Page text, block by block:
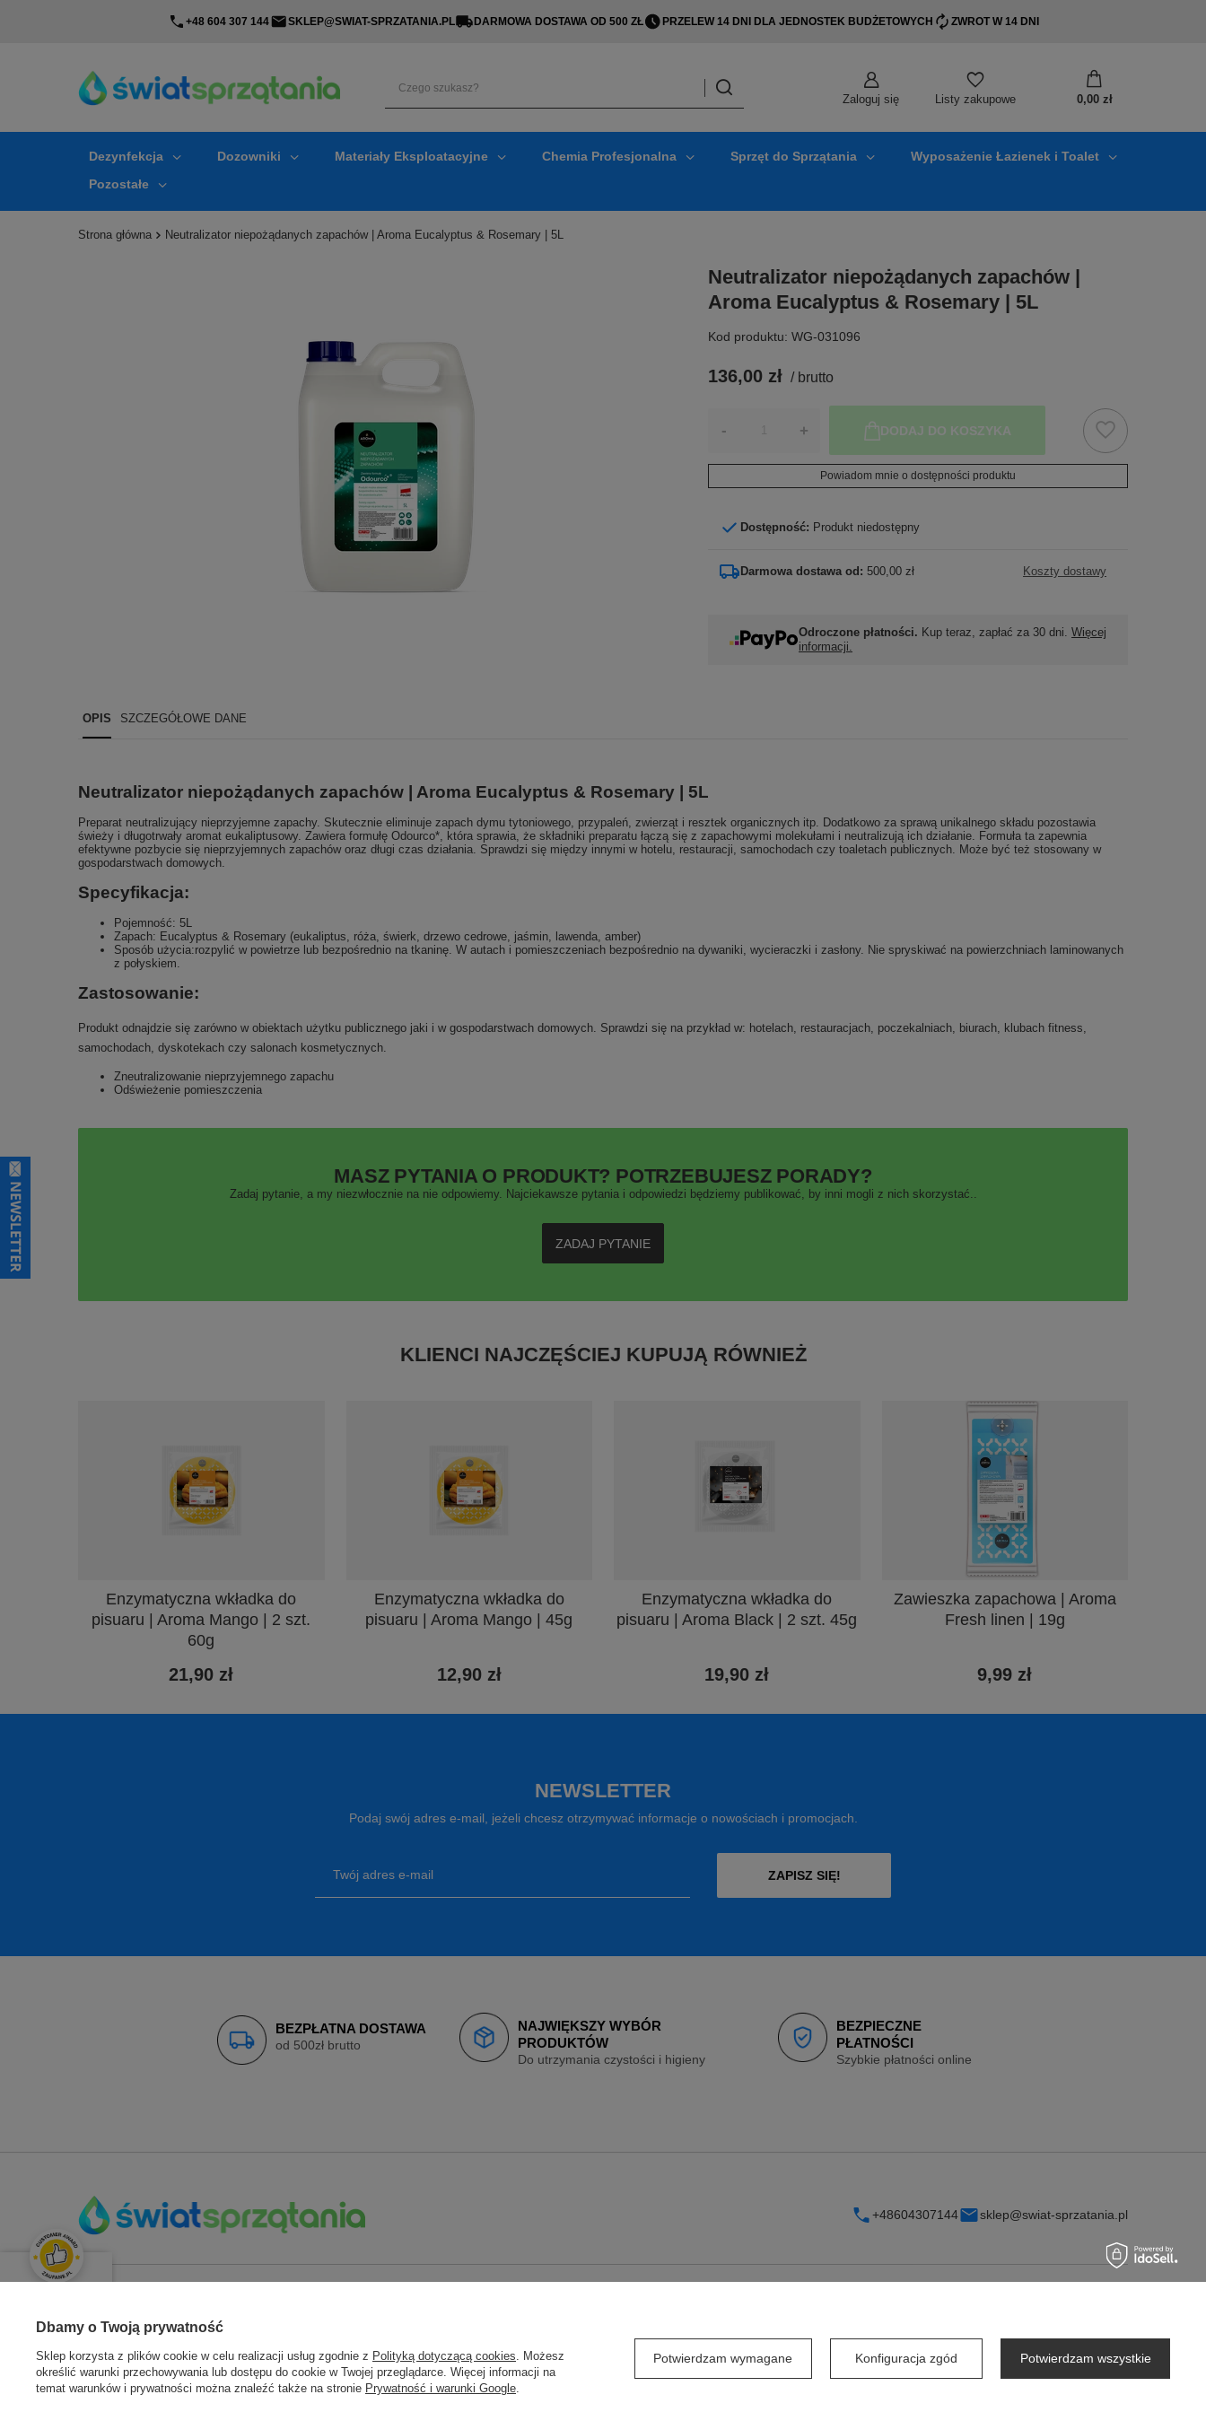
Świetnie
Łącznie opinii:
133 opinii
+48 604 307 144 SKLEP@SWIAT-SPRZATANIA.PL DARMOWA DOSTAWA OD 500 ZŁ PRZELEW 14 DNI DLA JEDNOSTEK BUDŻETOWYCH ZWROT W 14 DNI
Zaloguj się Listy zakupowe 0,00 zł
Dezynfekcja Dozowniki Materiały Eksploatacyjne Chemia Profesjonalna Sprzęt do Sprzątania
Wyposażenie Łazienek i Toalet
Pozostałe
Strona główna Neutralizator niepożądanych zapachów | Aroma Eucalyptus & Rosemary | 5L
Neutralizator niepożądanych zapachów |
Aroma Eucalyptus & Rosemary | 5L
Kod produktu: WG-031096
136,00 zł / brutto
- + DODAJ DO KOSZYKA
Powiadom mnie o dostępności produktu
Dostępność: Produkt niedostępny
Darmowa dostawa od: 500,00 zł Koszty dostawy
Odroczone płatności. Kup teraz, zapłać za 30 dni. Więcej
informacji.
OPIS SZCZEGÓŁOWE DANE
Neutralizator niepożądanych zapachów | Aroma Eucalyptus & Rosemary | 5L
Preparat neutralizujący nieprzyjemne zapachy. Skutecznie eliminuje zapach dymu tytoniowego, przypaleń, zwierząt i resztek organicznych itp. Dodatkowo za sprawą unikalnego składu pozostawia
świeży i długotrwały aromat eukaliptusowy. Zawiera formułę Odourco*, która sprawia, że składniki preparatu łączą się z zapachowymi molekułami i neutralizują ich działanie. Formuła ta zapewnia
efektywne pozbycie się nieprzyjemnych zapachów oraz długi czas działania. Sprawdzi się między innymi w hotelu, restauracji, samochodach czy toaletach publicznych. Może być też stosowany w
gospodarstwach domowych.
Specyfikacja:
Pojemność: 5L
Zapach: Eucalyptus & Rosemary (eukaliptus, róża, świerk, drzewo cedrowe, jaśmin, lawenda, amber)
Sposób użycia:rozpylić w powietrze lub bezpośrednio na tkaninę. W autach i pomieszczeniach bezpośrednio na dywaniki, wycieraczki i zasłony. Nie spryskiwać na powierzchniach laminowanych
z połyskiem.
Zastosowanie:
Produkt odnajdzie się zarówno w obiektach użytku publicznego jaki i w gospodarstwach domowych. Sprawdzi się na przykład w: hotelach, restauracjach, poczekalniach, biurach, klubach fitness,
samochodach, dyskotekach czy salonach kosmetycznych.
Zneutralizowanie nieprzyjemnego zapachu
Odświeżenie pomieszczenia
MASZ PYTANIA O PRODUKT? POTRZEBUJESZ PORADY?
Zadaj pytanie, a my niezwłocznie na nie odpowiemy. Najciekawsze pytania i odpowiedzi będziemy publikować, by inni mogli z nich skorzystać..
ZADAJ PYTANIE
KLIENCI NAJCZĘŚCIEJ KUPUJĄ RÓWNIEŻ
Enzymatyczna wkładka do
pisuaru | Aroma Mango | 2 szt.
60g
21,90 zł
Enzymatyczna wkładka do
pisuaru | Aroma Mango | 45g
12,90 zł
Enzymatyczna wkładka do
pisuaru | Aroma Black | 2 szt. 45g
19,90 zł
Zawieszka zapachowa | Aroma
Fresh linen | 19g
9,99 zł
NEWSLETTER
Podaj swój adres e-mail, jeżeli chcesz otrzymywać informacje o nowościach i promocjach.
Twój adres e-mail ZAPISZ SIĘ!
BEZPŁATNA DOSTAWA
od 500zł brutto
NAJWIĘKSZY WYBÓR
PRODUKTÓW
Do utrzymania czystości i higieny
BEZPIECZNE
PŁATNOŚCI
Szybkie płatności online
+48604307144 sklep@swiat-sprzatania.pl
ZAMÓWIENIA
Status zamówienia
Śledzenie przesyłki
Zarejestruj się
Moje zamówienia
Wysyłka
O firmie
Dbamy o Twoją prywatność
Sklep korzysta z plików cookie w celu realizacji usług zgodnie z Polityką dotyczącą cookies . Możesz
określić warunki przechowywania lub dostępu do cookie w Twojej przeglądarce. Więcej informacji na
temat warunków i prywatności można znaleźć także na stronie Prywatność i warunki Google
Potwierdzam wymagane Konfiguracja zgód Potwierdzam wszystkie